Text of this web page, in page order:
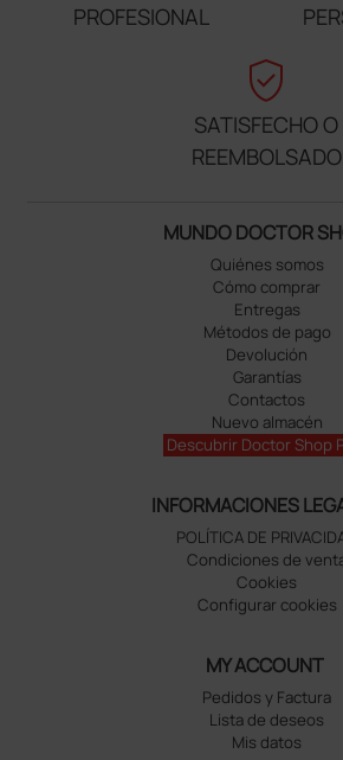
PROFESIONAL
verified_user
SATISFECHO O
REEMBOLSADO
MUNDO DOCTOR
Quiénes somos
Cómo comprar
Entregas
Métodos de pago
Devolución
Garantías
Contactos
Nuevo almacén
Descubrir Doctor Shop
INFORMACIONES
POLÍTICA DE
Condiciones de
Cookies
Configurar cookies
MY ACCOUNT
Pedidos y Factura
Lista de deseos
Mis datos